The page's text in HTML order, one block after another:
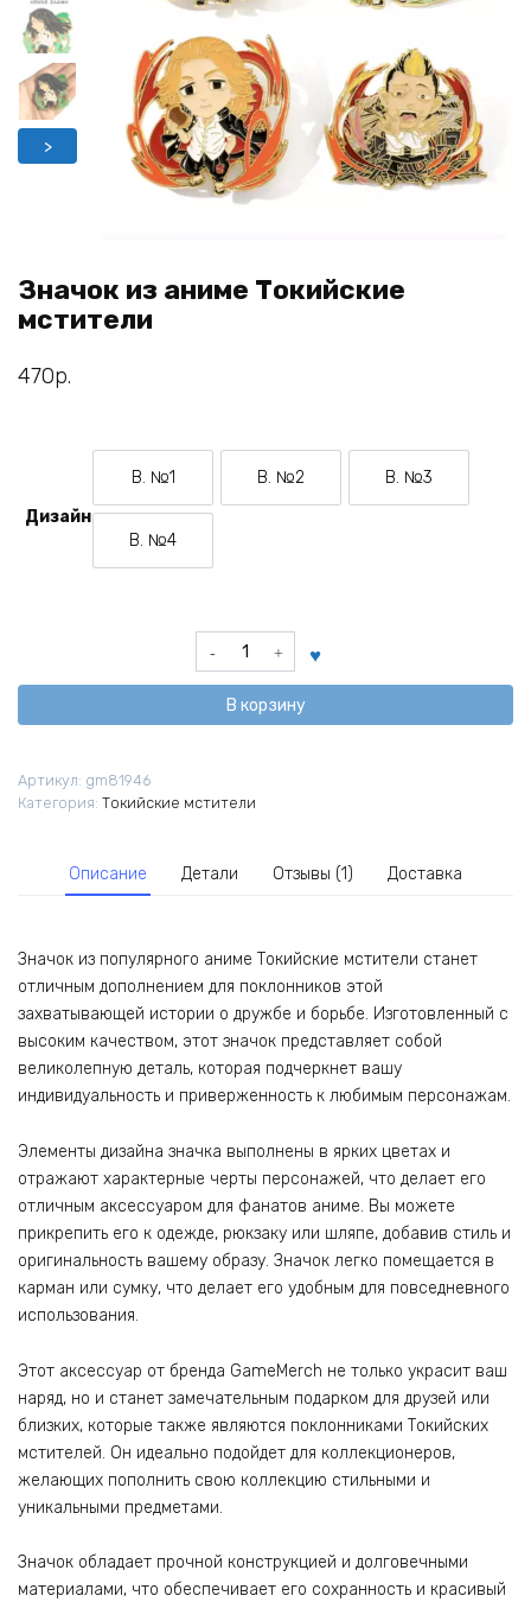
>
Значок из аниме Токийские
мстители
470р.
Дизайн
В. №1
Вариант №1
В. №2
Вариант №2
В. №3
Вариант №3
В. №4
Вариант №4
Количество
товара
Значок
В корзину
Артикул: gm81946
Категория: Токийские мстители
Описание Детали Отзывы (1) Доставка
Значок из популярного аниме Токийские мстители станет
отличным дополнением для поклонников этой
захватывающей истории о дружбе и борьбе. Изготовленный с
высоким качеством, этот значок представляет собой
великолепную деталь, которая подчеркнет вашу
индивидуальность и приверженность к любимым персонажам.
Элементы дизайна значка выполнены в ярких цветах и
отражают характерные черты персонажей, что делает его
отличным аксессуаром для фанатов аниме. Вы можете
прикрепить его к одежде, рюкзаку или шляпе, добавив стиль и
оригинальность вашему образу. Значок легко помещается в
карман или сумку, что делает его удобным для повседневного
использования.
Этот аксессуар от бренда GameMerch не только украсит ваш
наряд, но и станет замечательным подарком для друзей или
близких, которые также являются поклонниками Токийских
мстителей. Он идеально подойдет для коллекционеров,
желающих пополнить свою коллекцию стильными и
уникальными предметами.
Значок обладает прочной конструкцией и долговечными
материалами, что обеспечивает его сохранность и красивый